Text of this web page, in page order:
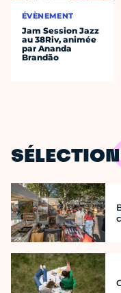
ÉVÈNEMENT
Jam Session Jazz
au 38Riv, animée
par Ananda
Brandão